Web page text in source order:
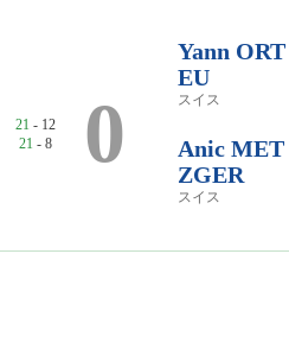
21 - 12
21 - 8 0
Yann ORT
EU
スイス
Anic MET
ZGER
スイス